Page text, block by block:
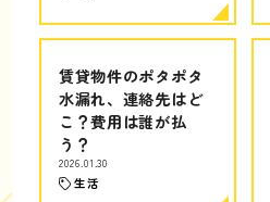
賃貸物件のポタポタ
水漏れ、連絡先はど
こ？費用は誰が払
う？
2026.01.30
生活